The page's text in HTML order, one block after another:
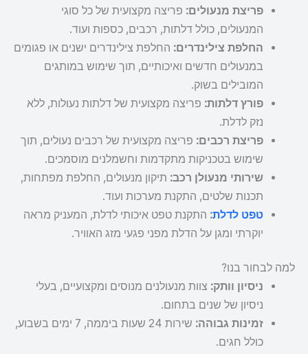
פריצת מנעולים: פריצה מקצועית של כל סוגי
המנעולים, כולל דלתות, רכבים, כספות ועוד.
החלפת צילינדרים: החלפת צילינדרים ישנים או פגומים
במנעולים חדשים ואיכותיים, תוך שימוש במותגים
המובילים בשוק.
פורץ דלתות: פריצה מקצועית של דלתות נעולות, ללא
נזק לדלת.
פריצת רכבים: פריצה מקצועית של רכבים נעולים, תוך
שימוש בטכניקות מתקדמות וחשמלנים מוסמכים.
שירותי מנעולן רכב: תיקון מנעולים, החלפת מפתחות,
תכנות שלטים, התקנת מערכות ועוד.
טפט לדלת: התקנת טפט איכותי לדלת, המעניק מראה
יוקרתי ומגן על הדלת מפני פגעי מזג האוויר.
למה לבחור בנו?
ניסיון וותק: צוות מנעולנים מנוסים ומקצועיים, בעלי
ניסיון של שנים בתחום.
זמינות גבוהה:
שירות 24 שעות ביממה, 7 ימים בשבוע,
כולל חגים.